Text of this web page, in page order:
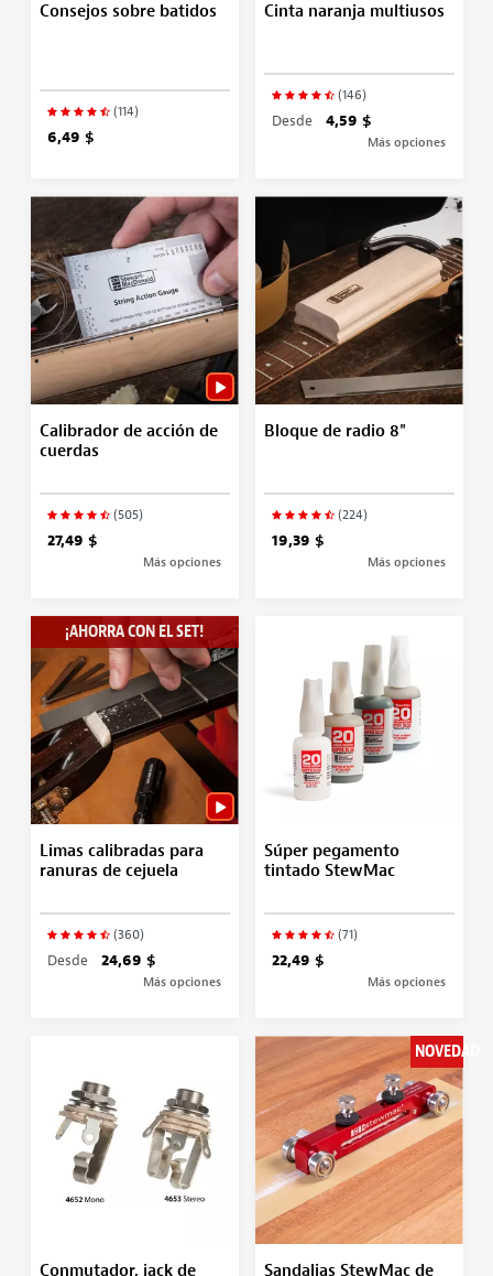
Consejos sobre batidos
(114)
6,49 $
Cinta naranja multiusos
(146)
Desde 4,59 $
Más opciones
Calibrador de acción de
cuerdas
(505)
27,49 $
Más opciones
Bloque de radio 8"
(224)
19,39 $
Más opciones
¡AHORRA CON EL SET!
Limas calibradas para
ranuras de cejuela
(360)
Desde 24,69 $
Más opciones
Súper pegamento
tintado StewMac
(71)
22,49 $
Más opciones
Conmutador, jack de
NOVEDAD
Sandalias StewMac de